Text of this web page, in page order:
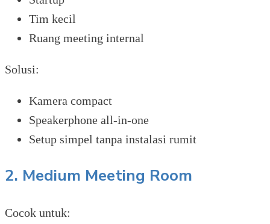
Tim kecil
Ruang meeting internal
Solusi:
Kamera compact
Speakerphone all-in-one
Setup simpel tanpa instalasi rumit
2. Medium Meeting Room
Cocok untuk: